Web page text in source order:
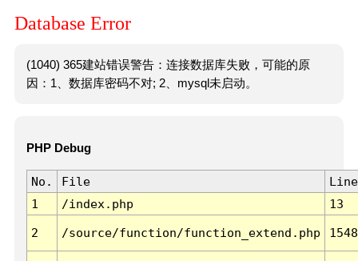
Database Error
(1040) 365建站错误警告：连接数据库失败，可能的原
因：1、数据库密码不对; 2、mysql未启动。
PHP Debug
No. File
Line
1
/index.php 13
2 /source/function/function_extend.php 1548